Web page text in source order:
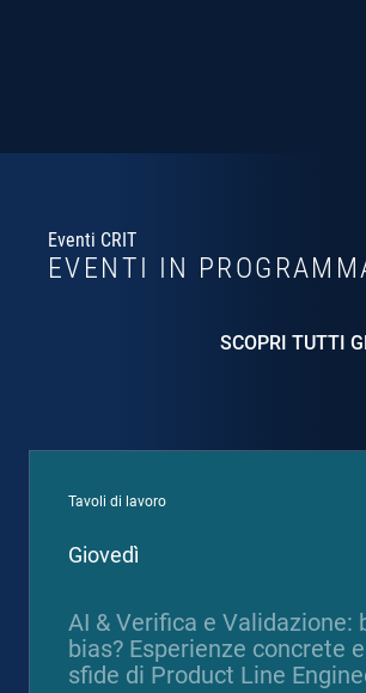
Eventi CRIT
EVENTI IN
SCOPRI TUTTI
Tavoli di lavoro
Giovedì
AI & Verifica e Validazione:
bias? Esperienze concrete
sfide di Product Line